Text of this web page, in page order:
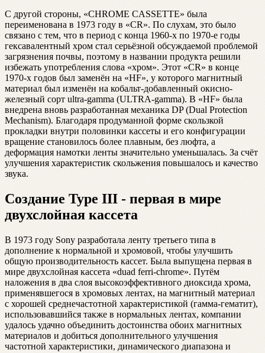
С другой стороны, «CHROME CASSETTE» была
переименована в 1973 году в «CR». По слухам, это было
связано с тем, что в период с конца 1960-х по 1970-е годы
гексавалентный хром стал серьёзной обсуждаемой проблемой
загрязнения почвы, поэтому в названии продукта решили
избежать употребления слова «хром». Этот «CR» в конце
1970-х годов был заменён на «HF», у которого магнитный
материал был изменён на кобальт-добавленный окисно-
железный сорт ultra-gamma (ULTRA-gamma). В «HF» была
внедрена вновь разработанная механика DP (Dual Protection
Mechanism). Благодаря продуманной форме скользкой
прокладки внутри половинки кассеты и его конфигурации
вращение становилось более плавным, без люфта, а
деформация намотки ленты значительно уменьшалась. За счёт
улучшения характеристик скольжения повышалось и качество
звука.
Создание Type III - первая в мире
двухслойная кассета
В 1973 году Sony разработала ленту третьего типа в
дополнение к нормальной и хромовой, чтобы улучшить
общую производительность кассет. Была выпущена первая в
мире двухслойная кассета «duad ferri-chrome». Путём
наложения в два слоя высокоэффективного диоксида хрома,
применявшегося в хромовых лентах, на магнитный материал
с хорошей среднечастотной характеристикой (гамма-гематит),
использовавшийся также в нормальных лентах, компании
удалось удачно объединить достоинства обоих магнитных
материалов и добиться дополнительного улучшения
частотной характеристики, динамического диапазона и